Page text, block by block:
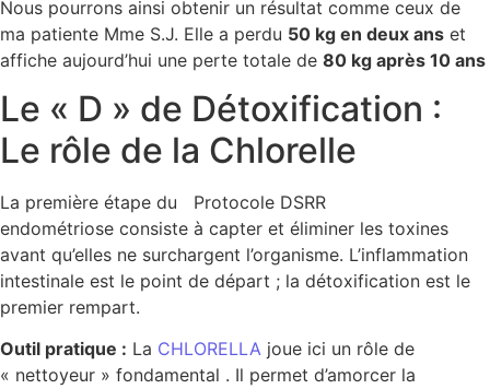
Nous pourrons ainsi obtenir un résultat comme ceux de
ma patiente Mme S.J. Elle a perdu 50 kg en deux ans et
affiche aujourd’hui une perte totale de 80 kg après 10 ans
Le « D » de Détoxification :
Le rôle de la Chlorelle
La première étape du Protocole DSRR
endométriose consiste à capter et éliminer les toxines
avant qu’elles ne surchargent l’organisme. L’inflammation
intestinale est le point de départ ; la détoxification est le
premier rempart.
Outil pratique : La CHLORELLA joue ici un rôle de
« nettoyeur » fondamental . Il permet d’amorcer la